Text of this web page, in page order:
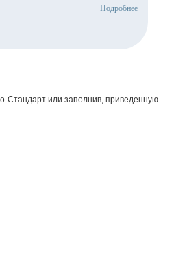
Подробнее
Стандарт или заполнив, приведенную